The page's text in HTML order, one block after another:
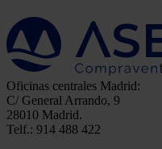
Oficinas centrales Madrid:
C/ General Arrando, 9
28010 Madrid.
Telf.: 914 488 422